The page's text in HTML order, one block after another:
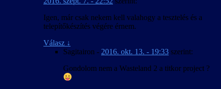
Igen, már csak nekem kell valahogy a tesztelés és a
telepítőkészítés végére érnem.
Válasz ↓
Sagitairon - 2016. okt. 13. - 19:33 szerint:
Gondolom nem a Wasteland 2 a titkor project ?